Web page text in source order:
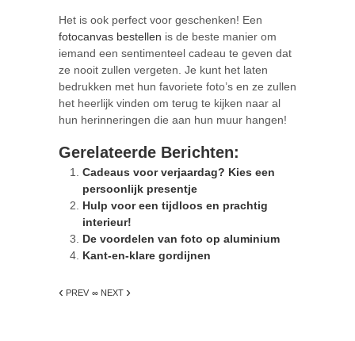
Het is ook perfect voor geschenken! Een
fotocanvas bestellen is de beste manier om
iemand een sentimenteel cadeau te geven dat
ze nooit zullen vergeten. Je kunt het laten
bedrukken met hun favoriete foto’s en ze zullen
het heerlijk vinden om terug te kijken naar al
hun herinneringen die aan hun muur hangen!
Gerelateerde Berichten:
Cadeaus voor verjaardag? Kies een
persoonlijk presentje
Hulp voor een tijdloos en prachtig
interieur!
De voordelen van foto op aluminium
Kant-en-klare gordijnen
‹ PREV ∞ NEXT ›